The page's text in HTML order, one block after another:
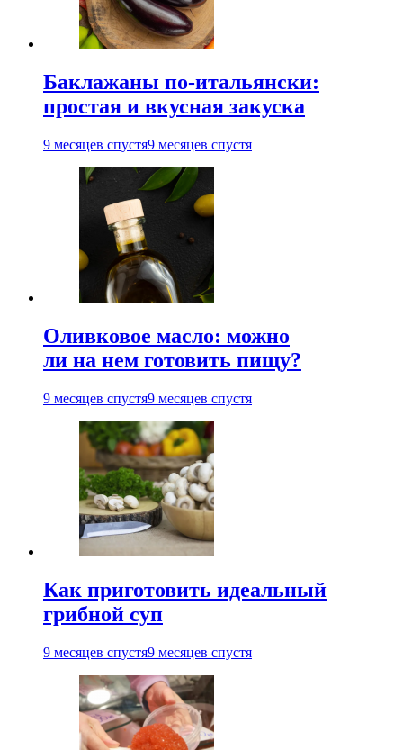
Баклажаны по-итальянски:
простая и вкусная закуска
9 месяцев спустя9 месяцев спустя
Оливковое масло: можно
ли на нем готовить пищу?
9 месяцев спустя9 месяцев спустя
Как приготовить идеальный
грибной суп
9 месяцев спустя9 месяцев спустя